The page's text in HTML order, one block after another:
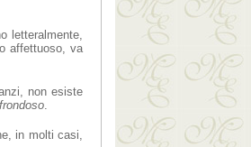
letteralmente,
affettuoso, va
non esiste
.
in molti casi,